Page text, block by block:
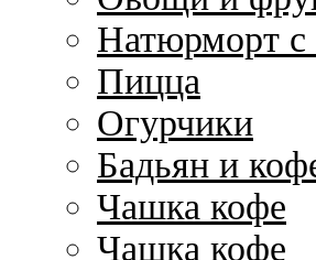
Натюрморт с
Пицца
Огурчики
Бадьян и
Чашка кофе
Чашка кофе